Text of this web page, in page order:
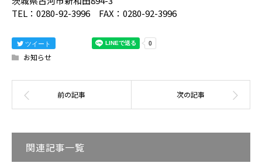
TEL：0280-92-3996 FAX：0280-92-3996
ツイート
お知らせ
関連記事一覧